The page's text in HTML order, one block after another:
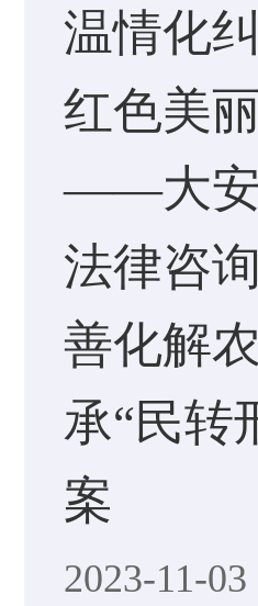
温情化
红色美
——大安
法律咨
善化解
承“民转
案
2023-11-